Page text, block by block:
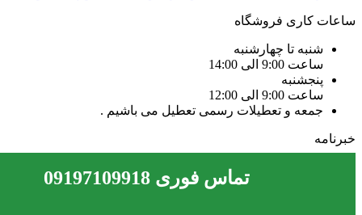
ساعات کاری فروشگاه
شنبه تا چهارشنبه
ساعت 9:00 الی 14:00
پنجشنبه
ساعت 9:00 الی 12:00
جمعه و تعطیلات رسمی تعطیل می باشیم .
خبرنامه
تماس فوری 09197109918